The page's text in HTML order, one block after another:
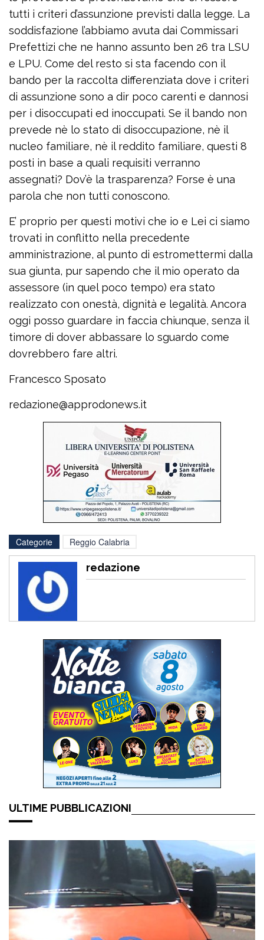
tutti i criteri d’assunzione previsti dalla legge. La
soddisfazione l’abbiamo avuta dai Commissari
Prefettizi che ne hanno assunto ben 26 tra LSU
e LPU. Come del resto si sta facendo con il
bando per la raccolta differenziata dove i criteri
di assunzione sono a dir poco carenti e dannosi
per i disoccupati ed inoccupati. Se il bando non
prevede nè lo stato di disoccupazione, nè il
nucleo familiare, nè il reddito familiare, questi 8
posti in base a quali requisiti verranno
assegnati? Dov’è la trasparenza? Forse è una
parola che non tutti conoscono.
E’ proprio per questi motivi che io e Lei ci siamo
trovati in conflitto nella precedente
amministrazione, al punto di estromettermi dalla
sua giunta, pur sapendo che il mio operato da
assessore (in quel poco tempo) era stato
realizzato con onestà, dignità e legalità. Ancora
oggi posso guardare in faccia chiunque, senza il
timore di dover abbassare lo sguardo come
dovrebbero fare altri.
Francesco Sposato
redazione@approdonews.it
Categorie Reggio Calabria
redazione
ULTIME PUBBLICAZIONI